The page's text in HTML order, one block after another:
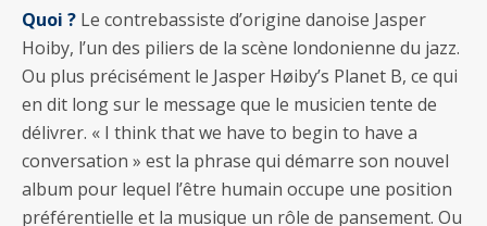
Quoi ? Le contrebassiste d’origine danoise Jasper
Hoiby, l’un des piliers de la scène londonienne du jazz.
Ou plus précisément le Jasper Høiby’s Planet B, ce qui
en dit long sur le message que le musicien tente de
délivrer. « I think that we have to begin to have a
conversation » est la phrase qui démarre son nouvel
album pour lequel l’être humain occupe une position
préférentielle et la musique un rôle de pansement. Ou